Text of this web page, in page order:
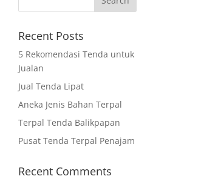
Recent Posts
5 Rekomendasi Tenda untuk
Jualan
Jual Tenda Lipat
Aneka Jenis Bahan Terpal
Terpal Tenda Balikpapan
Pusat Tenda Terpal Penajam
Recent Comments